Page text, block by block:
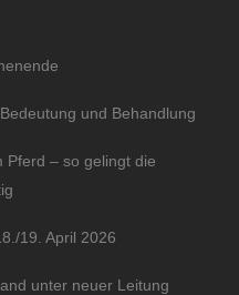
und Behandlung
Pferd – so gelingt die
19. April 2026
unter neuer Leitung